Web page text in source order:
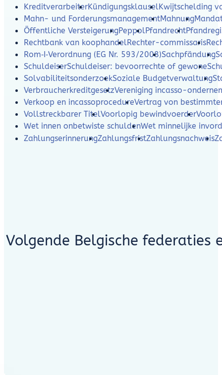
KreditverarbeiterKündigungsklauselKwijtschelding
Mahn- und ForderungsmanagementMahnung
Öffentliche VersteigerungPeppolPfandrecht
Rechtbank van koophandelRechter-commissaris
Rom‑I‑Verordnung (EG Nr. 593/2008)Sachpfändung
SchuldeiserSchuldeiser: bevoorrechte of gewone
SolvabiliteitsonderzoekSoziale Budgetverwaltung
VerbraucherkreditgesetzVereniging incasso-
Verkoop en incassoprocedureVertrag von
Vollstreckbarer TitelVoorlopig bewindvoerder
Wet innen onbetwiste schuldenWet minnelijke
ZahlungserinnerungZahlungsfristZahlungsnachweis
Volgende Belgische federaties